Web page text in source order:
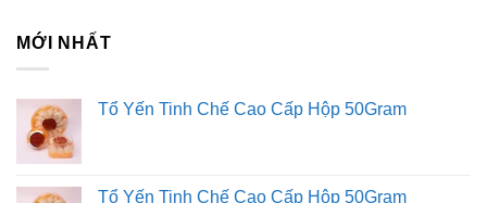
MỚI NHẤT
Tổ Yến Tinh Chế Cao Cấp Hộp 50Gram
Tổ Yến Tinh Chế Cao Cấp Hộp 50Gram